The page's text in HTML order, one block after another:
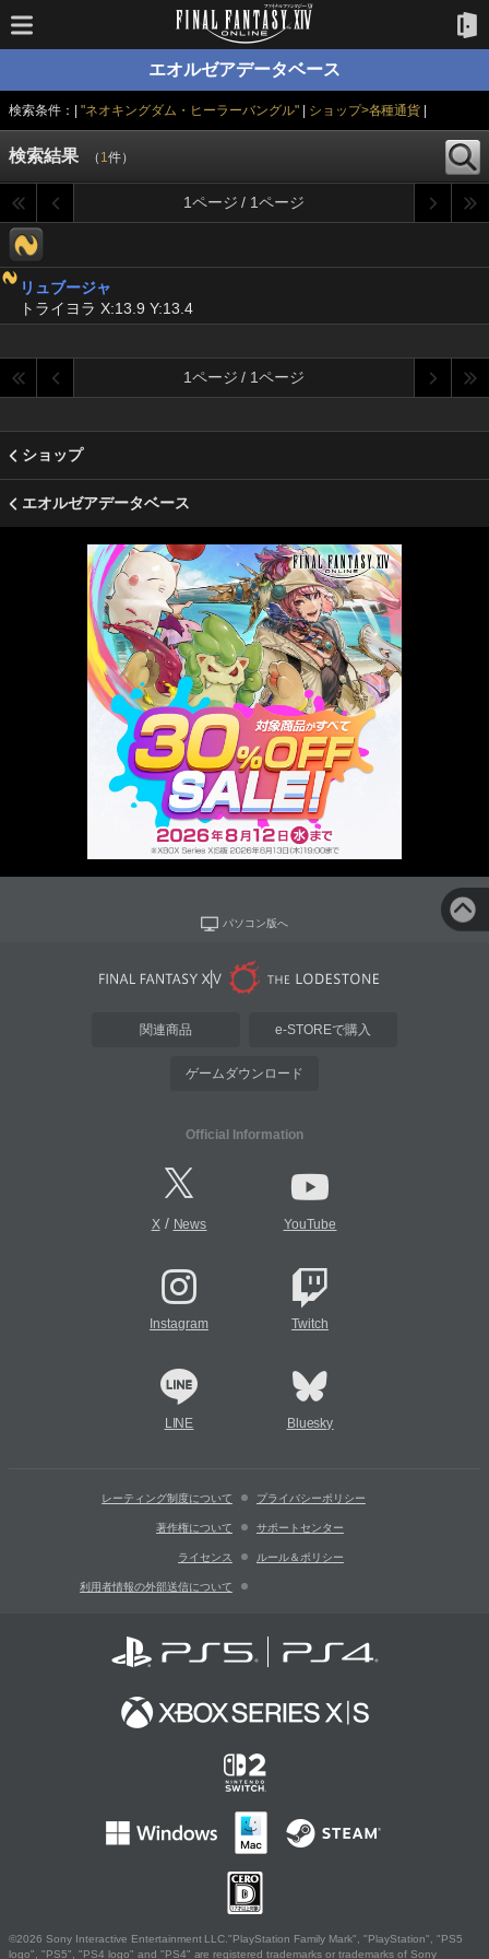
エオルゼアデータベース
検索条件：| "ネオキングダム・ヒーラーバングル"| ショップ>各種通貨
検索結果 （ 1件）
1ページ / 1ページ
リュブージャ
トライヨラ X:13.9 Y:13.4
1ページ / 1ページ
ショップ
エオルゼアデータベース
パソコン版へ
関連商品 e-STOREで購入
ゲームダウンロード
Official Information
X/ News YouTube
Instagram Twitch
LINE Bluesky
レーティング制度について プライバシーポリシー
著作権について サポートセンター
ライセンス ルール＆ポリシー
利用者情報の外部送信について
©2026 Sony Interactive Entertainment LLC."PlayStation Family Mark", "PlayStation", "PS5
logo", "PS5", "PS4 logo" and "PS4" are registered trademarks or trademarks of Sony